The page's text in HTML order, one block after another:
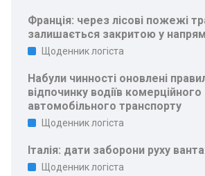
Франція: через лісові пожежі
залишається закритою у
Щоденник логіста
Набули чинності оновлені
відпочинку водіїв комерційного
автомобільного транспорту
Щоденник логіста
Італія: дати заборони руху
Щоденник логіста